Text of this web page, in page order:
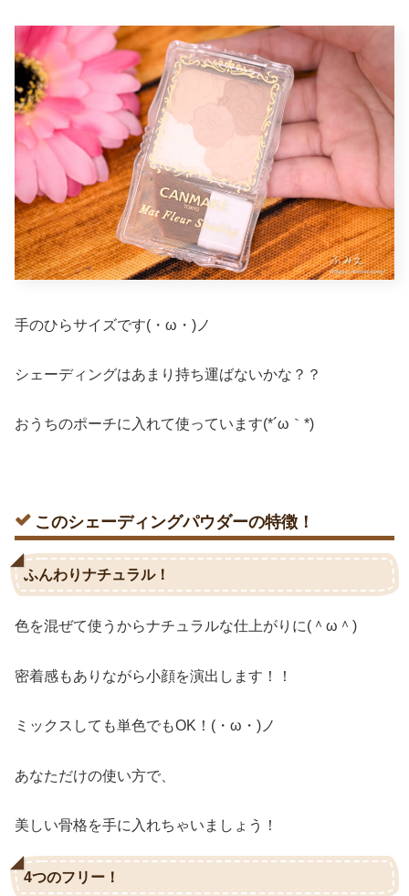
手のひらサイズです(・ω・)ノ
シェーディングはあまり持ち運ばないかな？？
おうちのポーチに入れて使っています(*´ω｀*)
このシェーディングパウダーの特徴！
ふんわりナチュラル！
色を混ぜて使うからナチュラルな仕上がりに(＾ω＾)
密着感もありながら小顔を演出します！！
ミックスしても単色でもOK！(・ω・)ノ
あなただけの使い方で、
美しい骨格を手に入れちゃいましょう！
4つのフリー！